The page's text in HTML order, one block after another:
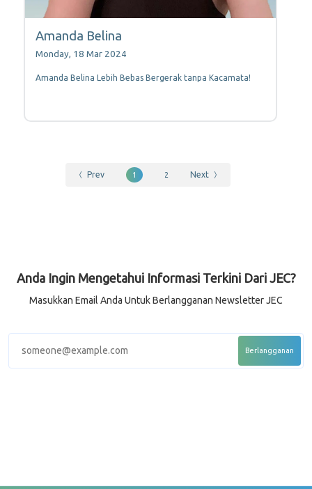
Amanda Belina
Monday, 18 Mar 2024
Amanda Belina Lebih Bebas Bergerak tanpa Kacamata!
Prev 1 2 Next
Anda Ingin Mengetahui Informasi Terkini Dari JEC?
Masukkan Email Anda Untuk Berlangganan Newsletter JEC